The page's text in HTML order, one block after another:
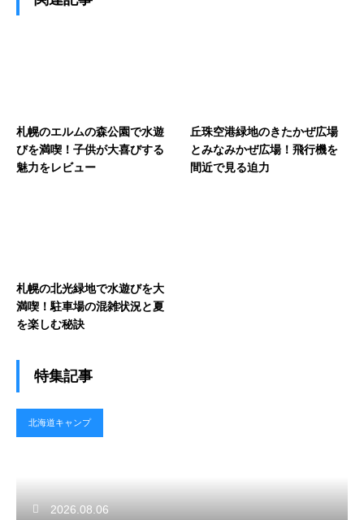
札幌のエルムの森公園で水遊
びを満喫！子供が大喜びする
魅力をレビュー
丘珠空港緑地のきたかぜ広場
とみなみかぜ広場！飛行機を
間近で見る迫力
札幌の北光緑地で水遊びを大
満喫！駐車場の混雑状況と夏
を楽しむ秘訣
特集記事
北海道キャンプ
2026.08.06